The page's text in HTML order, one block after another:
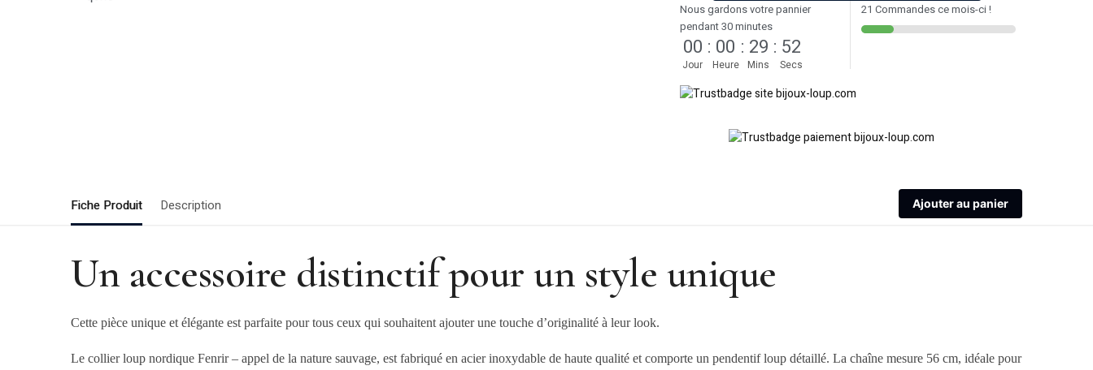
Nous gardons votre pannier
pendant 30 minutes
00
Jour
: 00
Heure
: 29
Mins
: 51
Secs
21 Commandes ce mois-ci !
Fiche Produit Description Ajouter au panier
Un accessoire distinctif pour un style unique
Cette pièce unique et élégante est parfaite pour tous ceux qui souhaitent ajouter une touche d’originalité à leur look.
Le collier loup nordique Fenrir – appel de la nature sauvage, est fabriqué en acier inoxydable de haute qualité et comporte un pendentif loup détaillé. La chaîne mesure 56 cm, idéale pour